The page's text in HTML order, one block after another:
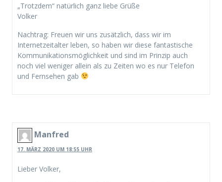
„Trotzdem“ natürlich ganz liebe Grüße
Volker
Nachtrag: Freuen wir uns zusätzlich, dass wir im
Internetzeitalter leben, so haben wir diese fantastische
Kommunikationsmöglichkeit und sind im Prinzip auch
noch viel weniger allein als zu Zeiten wo es nur Telefon
und Fernsehen gab
Manfred
17. MÄRZ 2020 UM 18:55 UHR
Lieber Volker,